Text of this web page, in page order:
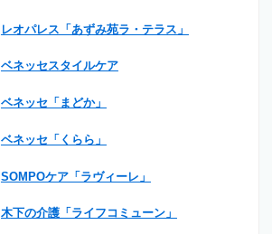
レオパレス「あずみ苑ラ・テラス」
ベネッセスタイルケア
ベネッセ「まどか」
ベネッセ「くらら」
SOMPOケア「ラヴィーレ」
木下の介護「ライフコミューン」